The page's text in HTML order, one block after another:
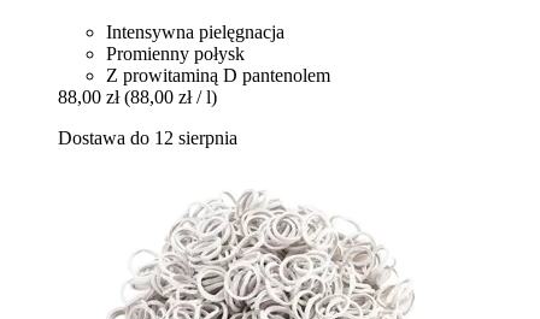
Intensywna pielęgnacja
Promienny połysk
Z prowitaminą D pantenolem
88,00 zł (88,00 zł / l)
Dostawa do 12 sierpnia